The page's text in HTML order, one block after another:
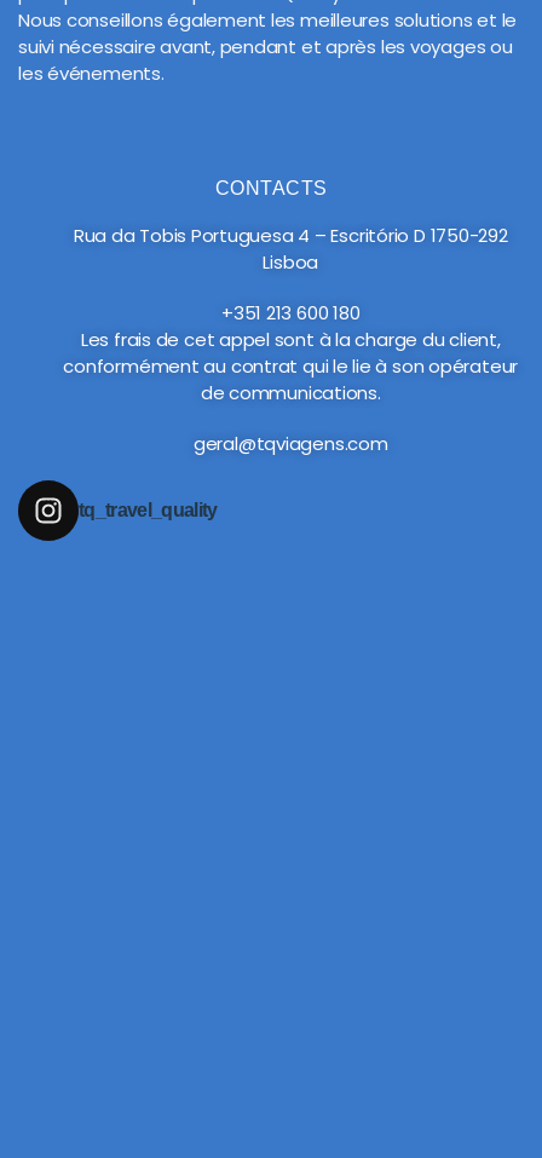
Nous conseillons également les meilleures solutions et le
suivi nécessaire avant, pendant et après les voyages ou
les événements.
CONTACTS
Rua da Tobis Portuguesa 4 – Escritório D 1750-292
Lisboa
+351 213 600 180
Les frais de cet appel sont à la charge du client,
conformément au contrat qui le lie à son opérateur
de communications.
geral@tqviagens.com
tq_travel_quality